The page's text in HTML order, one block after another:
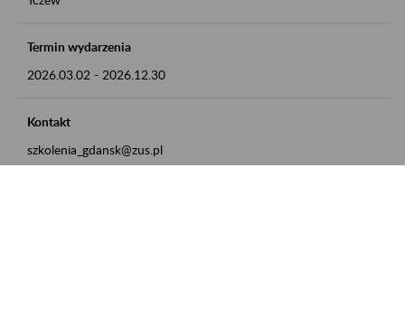
Termin wydarzenia
2026.03.02 - 2026.12.30
Kontakt
szkolenia_gdansk@zus.pl